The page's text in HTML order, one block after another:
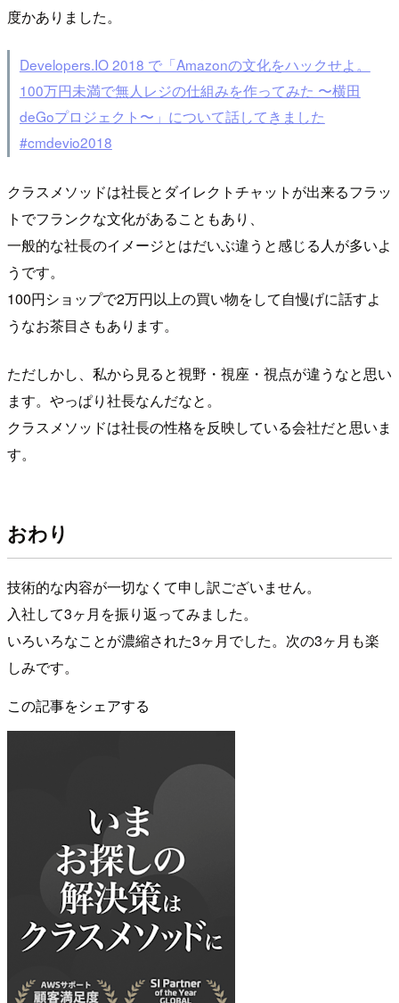
度かありました。
Developers.IO 2018 で「Amazonの文化をハックせよ。
100万円未満で無人レジの仕組みを作ってみた 〜横田
deGoプロジェクト〜」について話してきました
#cmdevio2018
クラスメソッドは社長とダイレクトチャットが出来るフラッ
トでフランクな文化があることもあり、
一般的な社長のイメージとはだいぶ違うと感じる人が多いよ
うです。
100円ショップで2万円以上の買い物をして自慢げに話すよ
うなお茶目さもあります。
ただしかし、私から見ると視野・視座・視点が違うなと思い
ます。やっぱり社長なんだなと。
クラスメソッドは社長の性格を反映している会社だと思いま
す。
おわり
技術的な内容が一切なくて申し訳ございません。
入社して3ヶ月を振り返ってみました。
いろいろなことが濃縮された3ヶ月でした。次の3ヶ月も楽
しみです。
この記事をシェアする